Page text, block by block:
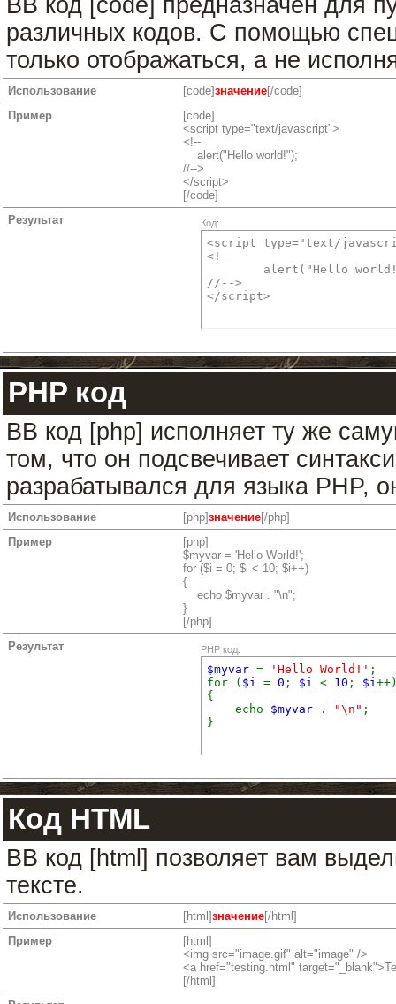
BB код [code] предназначен для
различных кодов. С помощью
только отображаться, а не
Использование [code]значение[/code]
Пример
[code]
<script type="text/javascript">
<!--
alert("Hello world!");
//-->
</script>
[/code]
Результат
Код:
<script type="text/
<!--
//-->
</script>
PHP код
BB код [php] исполняет ту же
том, что он подсвечивает
разрабатывался для языка PHP,
Использование [php]значение[/php]
Пример
[php]
$myvar = 'Hello World!';
for ($i = 0; $i < 10; $i++)
{
echo $myvar . "\n";
}
[/php]
Результат
PHP код:
$myvar = 'Hello World!' ;
for ( $i = 0 ; $i < 10 ; $i
{
echo $myvar . "\n" ;
}
Код HTML
BB код [html] позволяет вам
тексте.
Использование [html]значение[/html]
Пример
[html]
<img src="image.gif" alt="image" />
<a href="testing.html"
[/html]